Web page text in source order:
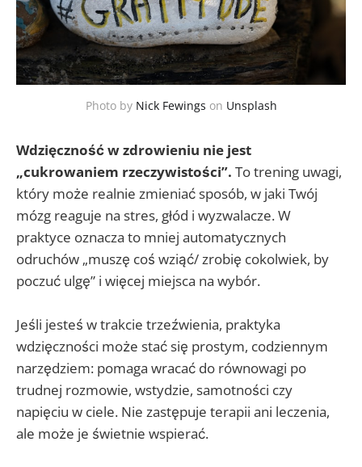
Photo by Nick Fewings on Unsplash
Wdzięczność w zdrowieniu nie jest
„cukrowaniem rzeczywistości”. To trening uwagi,
który może realnie zmieniać sposób, w jaki Twój
mózg reaguje na stres, głód i wyzwalacze. W
praktyce oznacza to mniej automatycznych
odruchów „muszę coś wziąć/ zrobię cokolwiek, by
poczuć ulgę” i więcej miejsca na wybór.
Jeśli jesteś w trakcie trzeźwienia, praktyka
wdzięczności może stać się prostym, codziennym
narzędziem: pomaga wracać do równowagi po
trudnej rozmowie, wstydzie, samotności czy
napięciu w ciele. Nie zastępuje terapii ani leczenia,
ale może je świetnie wspierać.